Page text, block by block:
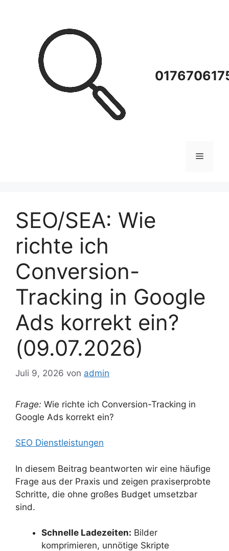
Menü
SEO/SEA: Wie
richte ich
Conversion-
Tracking in Google
Ads korrekt ein?
(09.07.2026)
Juli 9, 2026 von admin
Frage: Wie richte ich Conversion-Tracking in
Google Ads korrekt ein?
SEO Dienstleistungen
In diesem Beitrag beantworten wir eine häufige
Frage aus der Praxis und zeigen praxiserprobte
Schritte, die ohne großes Budget umsetzbar
sind.
Schnelle Ladezeiten: Bilder
komprimieren, unnötige Skripte